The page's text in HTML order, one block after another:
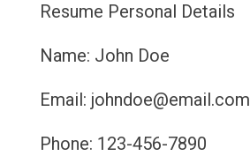
Resume Personal Details
Name: John Doe
Email: johndoe@email.com
Phone: 123-456-7890